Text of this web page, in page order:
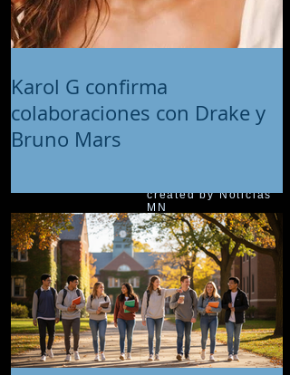
created by Noticias
MN
Karol G confirma
colaboraciones con Drake y
Bruno Mars